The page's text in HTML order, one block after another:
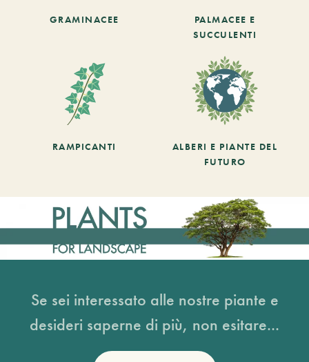
GRAMINACEE
PALMACEE E
SUCCULENTI
RAMPICANTI
ALBERI E PIANTE DEL
FUTURO
Se sei interessato alle nostre piante e
desideri saperne di più, non esitare...